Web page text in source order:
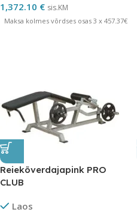
1,372.10 € sis.KM
Maksa kolmes võrdses osas 3 x 457.37€
Reiekõverdajapink PRO
CLUB
Laos